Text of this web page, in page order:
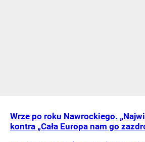
Wrze po roku Nawrockiego.
kontra „Cała Europa nam go